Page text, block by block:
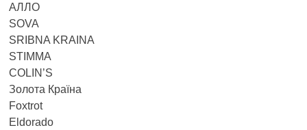
АЛЛО
SOVA
SRIBNA KRAINA
STIMMA
COLIN’S
Золота Країна
Foxtrot
Eldorado